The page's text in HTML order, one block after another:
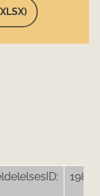
19848